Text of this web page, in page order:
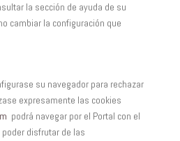
la sección de ayuda de su
cambiar la configuración que
su navegador para rechazar
expresamente las cookies
podrá navegar por el Portal con el
disfrutar de las